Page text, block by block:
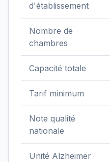
d'établissement
Nombre de
chambres
Capacité totale
Tarif minimum
Note qualité
nationale
Unité Alzheimer